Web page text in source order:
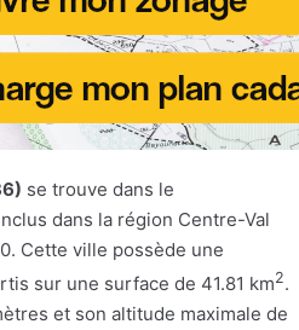
se trouve dans le
dans la région Centre-Val
Cette ville possède une
sur une surface de 41.81 km2.
et son altitude maximale de